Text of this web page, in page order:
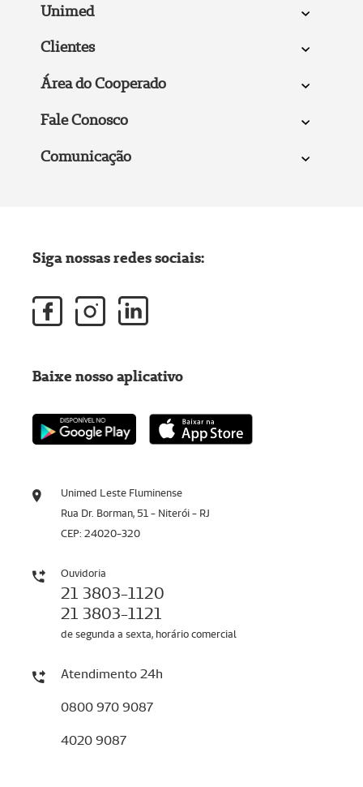
Unimed
Clientes
Área do Cooperado
Fale Conosco
Comunicação
Unimed Leste Fluminense
Rua Dr. Borman, 51 - Niterói - RJ
CEP: 24020-320
Ouvidoria
21 3803-1120
21 3803-1121
de segunda a sexta, horário comercial
Atendimento 24h
0800 970 9087
4020 9087
Siga nossas redes sociais:
Baixe nosso aplicativo